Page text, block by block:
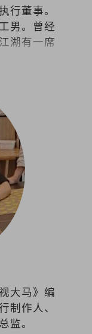
行董事。
男。曾经
湖有一席
江湖，浪
大马》编
制作人、
监。